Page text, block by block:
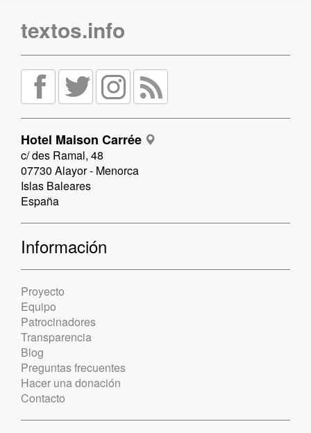
textos.info
Hotel Maison Carrée
c/ des Ramal, 48
07730 Alayor - Menorca
Islas Baleares
España
Información
Proyecto
Equipo
Patrocinadores
Transparencia
Blog
Preguntas frecuentes
Hacer una donación
Contacto